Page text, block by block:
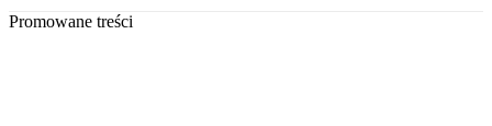
Promowane treści